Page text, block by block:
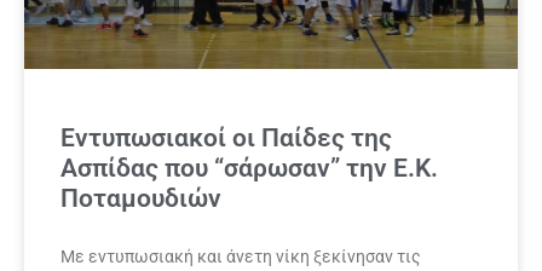
Εντυπωσιακοί οι Παίδες της
Ασπίδας που “σάρωσαν” την Ε.Κ.
Ποταμουδιών
Με εντυπωσιακή και άνετη νίκη ξεκίνησαν τις